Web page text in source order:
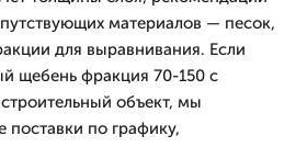
материалов — песок,
для выравнивания. Если
щебень фракция 70-150 с
объект, мы
поставки по графику,